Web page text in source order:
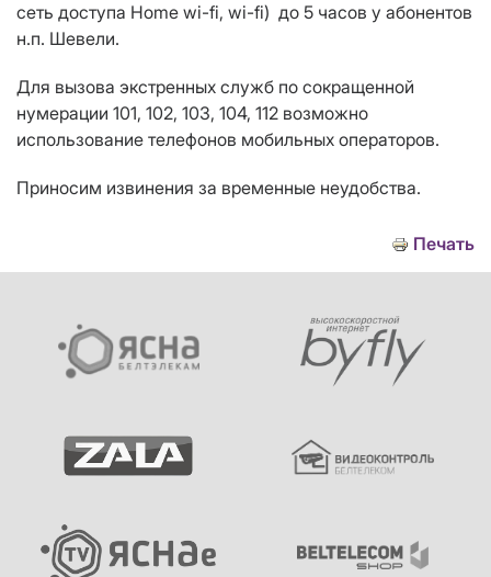
сеть доступа Home wi-fi, wi-fi) до 5 часов у абонентов
н.п. Шевели.
Для вызова экстренных служб по сокращенной
нумерации 101, 102, 103, 104, 112 возможно
использование телефонов мобильных операторов.
Приносим извинения за временные неудобства.
Печать